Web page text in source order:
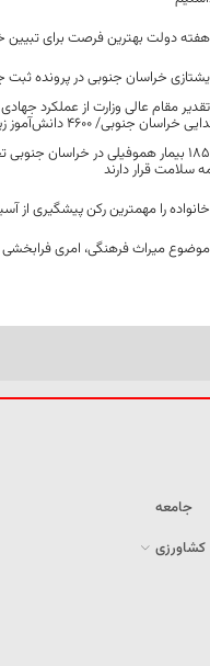
هفته دولت بهترین فرصت برای
یشتازی خراسان جنوبی در پرونده ثبت
تقدیر مقام عالی وزارت از عملکرد
خراسان جنوبی/ ۴۶۰۰ دانش‌آموز زیر چتر «طرح حامی»
۱۸۵ بیمار هموفیلی در خراسان
سلامت قرار دارند
خانواده را مهمترین رکن پیشگیری از
موضوع میراث فرهنگی، امری
جامعه
کشاورزی